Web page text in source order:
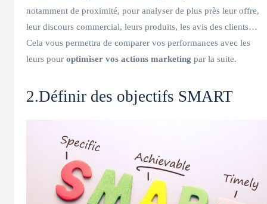
notamment de proximité, pour analyser de plus près leur offre,
leur discours commercial, leurs produits, les avis des clients…
Cela vous permettra de comparer vos performances avec les
leurs pour optimiser vos actions marketing par la suite.
2.Définir des objectifs SMART